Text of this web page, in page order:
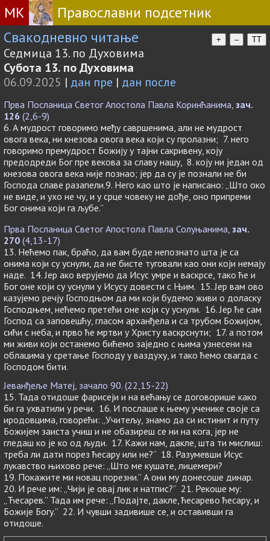
МК
Православни подсетник
Свакодневно читање
+ – TT
Седмица 13. по Духовима
Субота 13. по Духовима
06.09.2025 | дан пре | дан после
Прва Посланица Светог Апостола Павла Коринћанима, зач.
126 (2,6-9)
6. А мудрост говоримо међу савршенима, али не мудрост
овога века, ни кнезова овога века који су пролазни; 7. него
говоримо премудрост Божију у тајни сакривену, коју
предодреди Бог пре векова за славу нашу, 8. коју ни један од
кнезова овога века није познао; јер да су је познали не би
Господа славе разапели.9. Него као што је написано: „Што око
не виде, и ухо не чу, и у срце човеку не дође, оно припреми
Бог онима који га љубе.”
Прва Посланица Светог Апостола Павла Солуњанима, зач.
270 (4,13-17)
13. Нећемо пак, браћо, да вам буде непознато шта је са
онима који су уснули, да не бисте туговали као они који немају
наде. 14. Јер ако верујемо да Исус умре и васкрсе, тако ће и
Бог оне који су уснули у Исусу довести с Њим. 15. Јер вам ово
казујемо речју Господњом да ми који будемо живи о доласку
Господњем, нећемо претећи оне који су уснули. 16. Јер ће сам
Господ са заповешћу, гласом арханђела и са трубом Божијом,
сићи с неба, и прво ће мртви у Христу васкрснути; 17. а потом
ми живи који останемо бићемо заједно с њима узнесени на
облацима у сретање Господу у ваздуху, и тако ћемо свагда с
Господом бити.
Јеванђеље Матеј, зачало 90. (22,15-22)
15. Тада отидоше фарисеји и на већању се договорише како
би га ухватили у речи. 16. И послаше к њему ученике своје са
иродовцима, говорећи: „Учитељу, знамо да си истинит и путу
Божијем заиста учиш и не обазиреш се ни на кога, јер не
гледаш ко је ко од људи. 17. Кажи нам, дакле, шта ти мислиш:
треба ли дати порез ћесару или не?” 18. Разумевши Исус
лукавство њихово рече: „Што ме кушате, лицемери?
19. Покажите ми новац порезни.” А они му донесоше динар.
20. И рече им: „Чији је овај лик и натпис?” 21. Рекоше му:
„Ћесарев.” Тада им рече: „Подајте, дакле, ћесарево ћесару, и
Божије Богу.” 22. И чувши задивише се, и оставивши га
отидоше.